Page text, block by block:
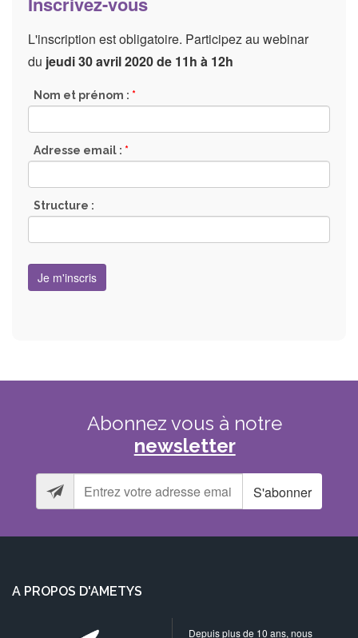
L'inscription est obligatoire. Participez au webinar
du jeudi 30 avril 2020 de 11h à 12h
Nom et prénom : *
Adresse email : *
Structure :
Abonnez vous à notre
newsletter
S'abonner
A PROPOS D'AMETYS
Depuis plus de 10 ans, nous